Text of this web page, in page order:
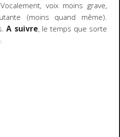
voix moins grave,
(moins quand même).
A suivre, le temps que sorte